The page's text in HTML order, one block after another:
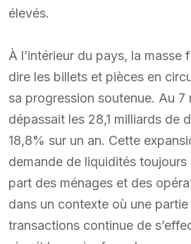
élevés.
À l’intérieur du pays, la
dire les billets et pièces en
sa progression soutenue. Au 7
dépassait les 28,1 milliards de
18,8% sur un an. Cette
demande de liquidités
part des ménages et des
dans un contexte où une
transactions continue de